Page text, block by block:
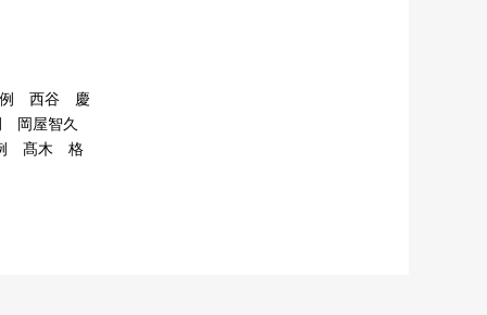
1例 西谷 慶
岡屋智久
例 髙木 格